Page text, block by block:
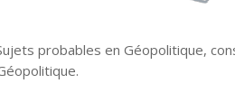
probables en Géopolitique,